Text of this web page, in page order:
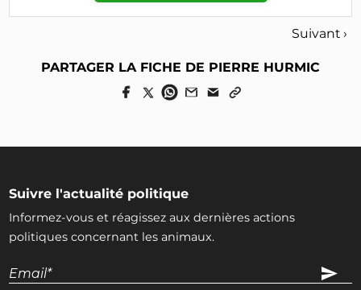
Suivant ›
PARTAGER LA FICHE DE PIERRE HURMIC
Suivre l'actualité politique
Informez-vous et réagissez aux dernières actions
politiques concernant les animaux.